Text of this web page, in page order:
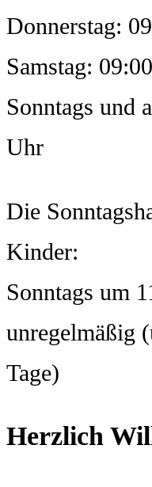
Donnerstag:
Samstag:
Sonntags und
Uhr
Die
Kinder:
Sonntags um
unregelmäßig
Tage)
Herzlich